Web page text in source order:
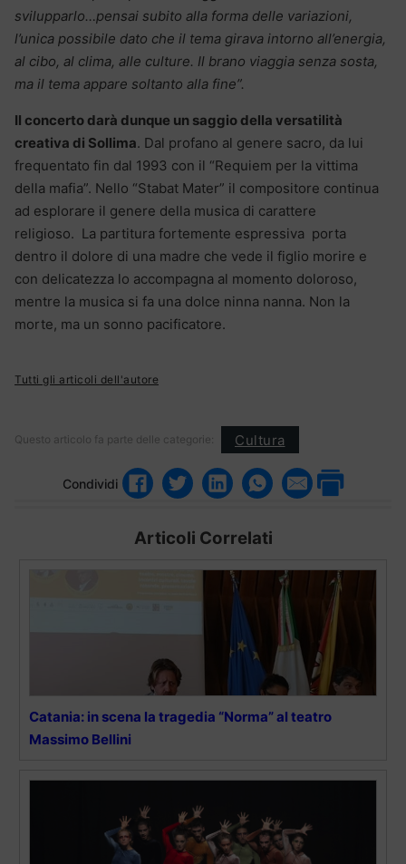
svilupparlo…pensai subito alla forma delle variazioni,
l’unica possibile dato che il tema girava intorno all’energia,
al cibo, al clima, alle culture. Il brano viaggia senza sosta,
ma il tema appare soltanto alla fine”.
Il concerto darà dunque un saggio della versatilità
creativa di Sollima. Dal profano al genere sacro, da lui
frequentato fin dal 1993 con il “Requiem per la vittima
della mafia”. Nello “Stabat Mater” il compositore continua
ad esplorare il genere della musica di carattere
religioso. La partitura fortemente espressiva porta
dentro il dolore di una madre che vede il figlio morire e
con delicatezza lo accompagna al momento doloroso,
mentre la musica si fa una dolce ninna nanna. Non la
morte, ma un sonno pacificatore.
Tutti gli articoli dell'autore
Questo articolo fa parte delle categorie: Cultura
Condividi
Articoli Correlati
Catania: in scena la tragedia “Norma” al teatro
Massimo Bellini